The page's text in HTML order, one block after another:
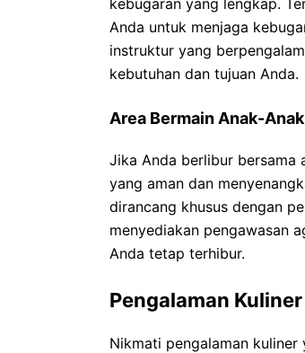
kebugaran yang lengkap.
Anda untuk menjaga
instruktur yang
kebutuhan dan tujuan Anda.
Area Bermain Anak-
Jika Anda berlibur bersama
yang aman dan
dirancang khusus dengan
menyediakan pengawasan
Anda tetap terhibur.
Pengalaman
Nikmati pengalaman